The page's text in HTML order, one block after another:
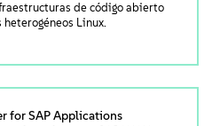
de código abierto
Linux.
for SAP Applications